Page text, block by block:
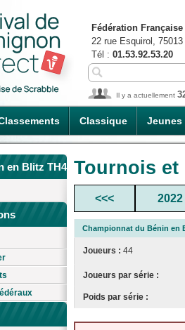
Classique Jeunes
Fédération
22 rue Esquirol,
Tél : 01.53.92.53.20
Il y a actuellement
en Blitz TH4 Tournois
<<< 2022
Championnat du Bénin en
Joueurs : 44
Joueurs par série :
Poids par série :